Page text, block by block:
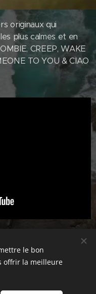
originaux qui
plus calmes et en
CREEP, WAKE
TO YOU & CIAO
droits réservés.
le bon
offrir la meilleure